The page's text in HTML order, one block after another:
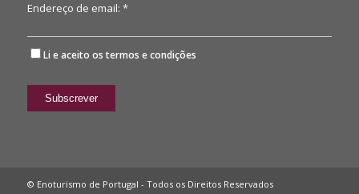
Endereço de email: *
Li e aceito os termos e condições
© Enoturismo de Portugal - Todos os Direitos Reservados